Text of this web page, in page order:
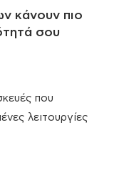
κάνουν πιο
σου
που
λειτουργίες